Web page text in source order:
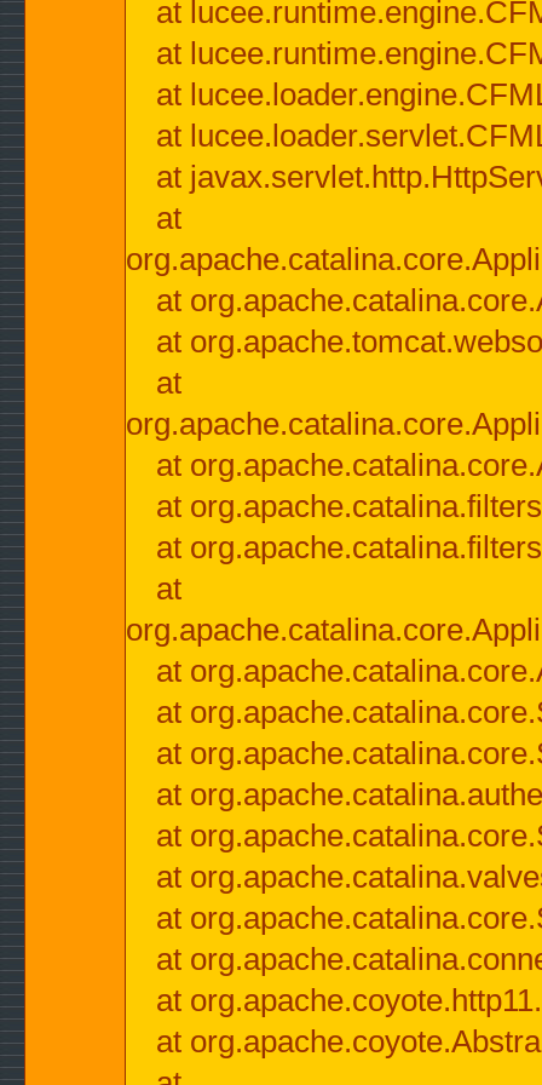
at
at
at
at
at
at
at
at
at
at
at
at
at
at
at
at
at
at
at
at
at
at
at